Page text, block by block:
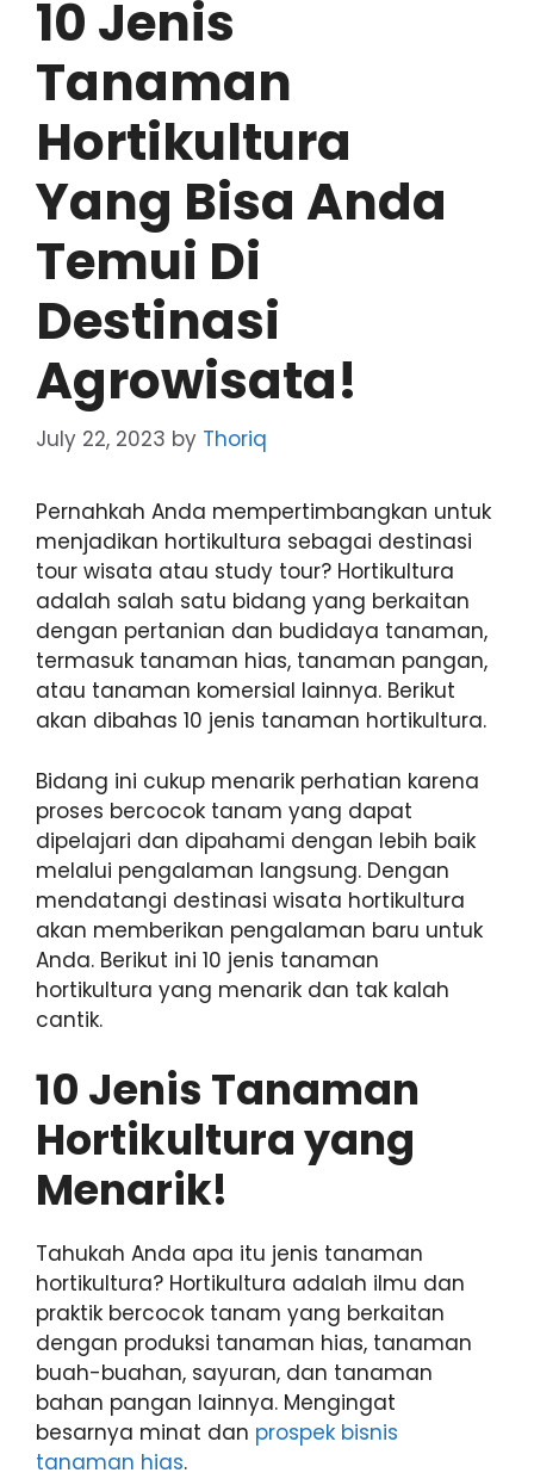
10 Jenis
Tanaman
Hortikultura
Yang Bisa Anda
Temui Di
Destinasi
Agrowisata!
July 22, 2023 by Thoriq
Pernahkah Anda mempertimbangkan untuk
menjadikan hortikultura sebagai destinasi
tour wisata atau study tour? Hortikultura
adalah salah satu bidang yang berkaitan
dengan pertanian dan budidaya tanaman,
termasuk tanaman hias, tanaman pangan,
atau tanaman komersial lainnya. Berikut
akan dibahas 10 jenis tanaman hortikultura.
Bidang ini cukup menarik perhatian karena
proses bercocok tanam yang dapat
dipelajari dan dipahami dengan lebih baik
melalui pengalaman langsung. Dengan
mendatangi destinasi wisata hortikultura
akan memberikan pengalaman baru untuk
Anda. Berikut ini 10 jenis tanaman
hortikultura yang menarik dan tak kalah
cantik.
10 Jenis Tanaman
Hortikultura yang
Menarik!
Tahukah Anda apa itu jenis tanaman
hortikultura? Hortikultura adalah ilmu dan
praktik bercocok tanam yang berkaitan
dengan produksi tanaman hias, tanaman
buah-buahan, sayuran, dan tanaman
bahan pangan lainnya. Mengingat
besarnya minat dan prospek bisnis
tanaman hias.